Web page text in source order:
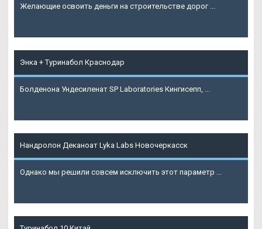
Желающие освоить деньги на строительстве дорог ...
Энка + Туринабол Краснодар
Болденона Ундесиленат SP Laboratories Кингисепп, ...
Нандролон Деканоат Lyka Labs Новочеркасск
Однако мы решили совсем исключить этот параметр ...